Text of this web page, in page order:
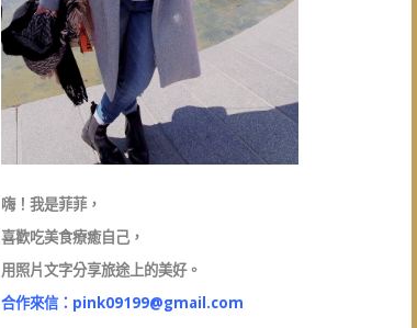
嗨！我是菲菲，
喜歡吃美食療癒自己，
用照片文字分享旅途上的美好。
合作來信： pink09199@gmail.com